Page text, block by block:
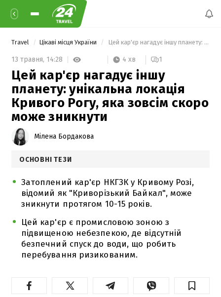
Travel Цікаві місця України Цей кар'єр нагадує іншу планету: унікальна локація Кривого Рогу, яка зовсім скоро може зникнути
13 травня, 14:28 4 хв 1
Цей кар'єр нагадує іншу
планету: унікальна локація
Кривого Рогу, яка зовсім скоро
може зникнути
Мілена Бордакова
ОСНОВНІ ТЕЗИ
Затоплений кар'єр НКГЗК у Кривому Розі,
відомий як "Криворізький Байкал", може
зникнути протягом 10-15 років.
Цей кар'єр є промисловою зоною з
підвищеною небезпекою, де відсутній
безпечний спуск до води, що робить
перебування ризикованим.